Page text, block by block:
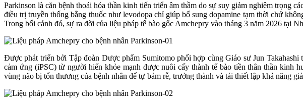
Parkinson là căn bệnh thoái hóa thần kinh tiến triển âm thầm do sự suy giảm nghiêm trọng
điều trị truyền thống bằng thuốc như levodopa chỉ giúp bổ sung dopamine tạm thời chứ
Trong bối cảnh đó, sự ra đời của liệu pháp tế bào gốc Amchepry vào tháng 3 năm 2026 tại
Được phát triển bởi Tập đoàn Dược phẩm Sumitomo phối hợp cùng Giáo sư Jun
cảm ứng (iPSC) từ người hiến khỏe mạnh được nuôi cấy thành tế bào tiền thân thần kinh
vùng não bị tổn thương của bệnh nhân để tự bám rễ, trưởng thành và tái thiết lập khả năng